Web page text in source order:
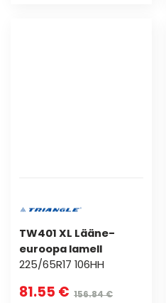
TW401 XL Lääne-
euroopa lamell
225/65R17 106HH
81.55 € 156.84 €